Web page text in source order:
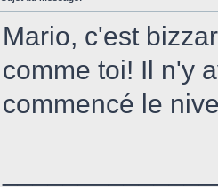
Mario, c'est
comme toi! Il n'y
commencé le